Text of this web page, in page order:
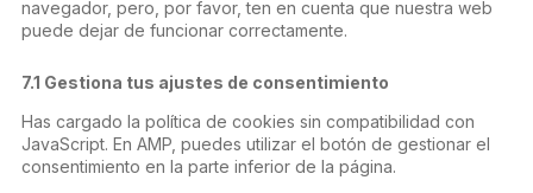
navegador, pero, por favor, ten en cuenta que nuestra web
puede dejar de funcionar correctamente.
7.1 Gestiona tus ajustes de consentimiento
Has cargado la política de cookies sin compatibilidad con
JavaScript. En AMP, puedes utilizar el botón de gestionar el
consentimiento en la parte inferior de la página.